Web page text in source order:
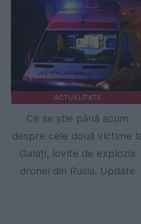
ACTUALITATE
Ce se știe până acum
despre cele două victime
Galați, lovite de explozia
dronei din Rusia. Update